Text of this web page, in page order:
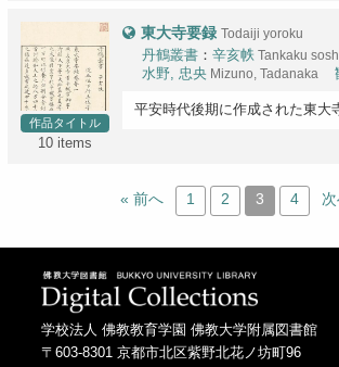
作品タイトル
10 items
東大寺要録 Todaiji yoroku
丹鶴叢書： 辛亥帙 Tankaku
水野, 忠央Mizuno, Tadanaka
平安時代後期に作成された東大
« 前へ 1 2 3 4
学校法人 佛教教育学園 佛教大学附属図書館
〒603-8301 京都市北区紫野北花ノ坊町96